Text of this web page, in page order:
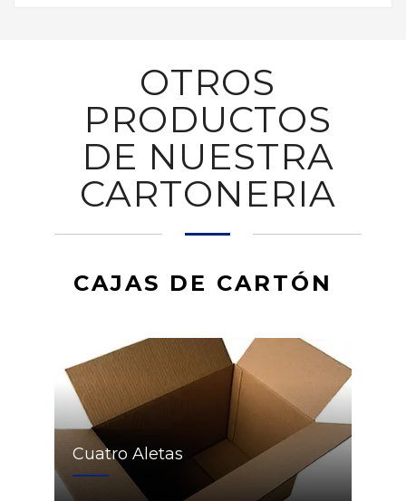
OTROS
PRODUCTOS
DE NUESTRA
CARTONERIA
CAJAS DE CARTÓN
Cuatro Aletas